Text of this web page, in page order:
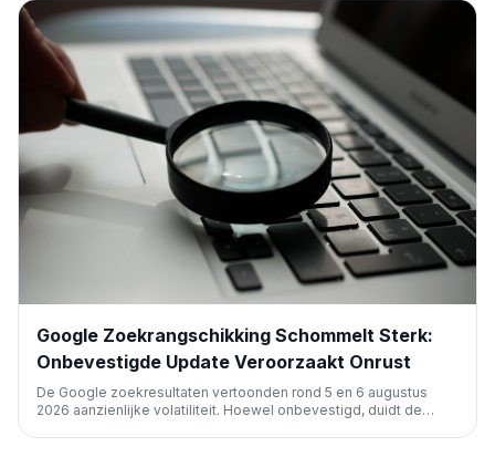
Google Zoekrangschikking Schommelt Sterk:
Onbevestigde Update Veroorzaakt Onrust
De Google zoekresultaten vertoonden rond 5 en 6 augustus
2026 aanzienlijke volatiliteit. Hoewel onbevestigd, duidt de